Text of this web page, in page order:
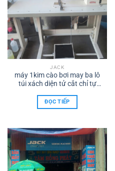
JACK
máy 1kim cào bơi may ba lô
túi xách diện tử cắt chỉ tự
ĐỌC TIẾP